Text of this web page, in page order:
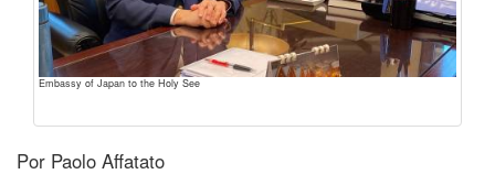
Embassy of Japan to the Holy See
Por Paolo Affatato